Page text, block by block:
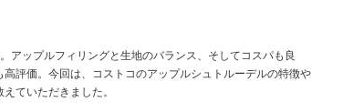
アップルフィリングと生地のバランス、そしてコスパも良
評価。今回は、コストコのアップルシュトルーデルの特徴や
ていただきました。